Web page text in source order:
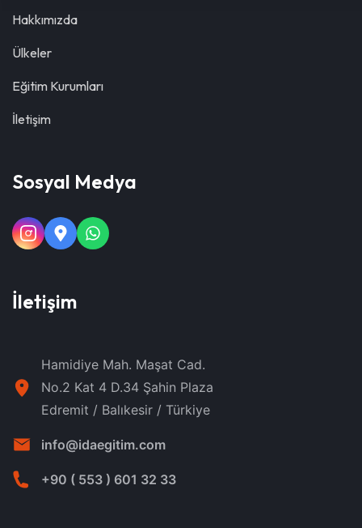
Hakkımızda
Ülkeler
Eğitim Kurumları
İletişim
Sosyal Medya
İletişim
Hamidiye Mah. Maşat Cad.
No.2 Kat 4 D.34 Şahin Plaza
Edremit / Balıkesir / Türkiye
info@idaegitim.com
+90 ( 553 ) 601 32 33